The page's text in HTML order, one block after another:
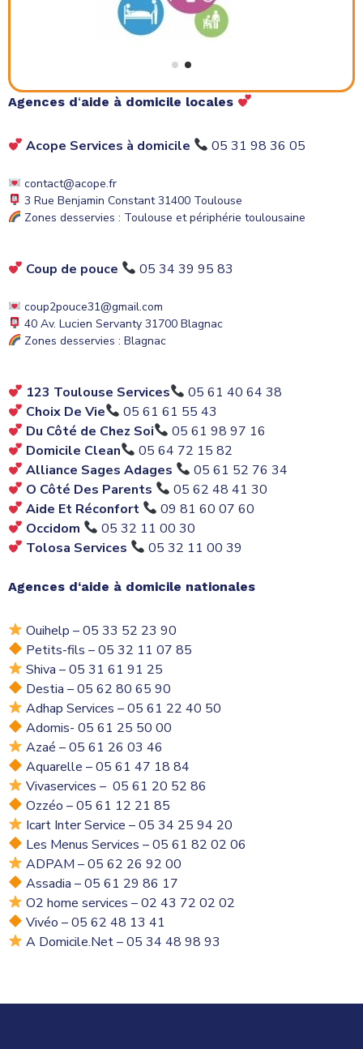
Agences d‘aide à domicile locales
Acope Services à domicile 05 31 98 36 05
contact@acope.fr
3 Rue Benjamin Constant 31400 Toulouse
Zones desservies : Toulouse et périphérie toulousaine
Coup de pouce 05 34 39 95 83
coup2pouce31@gmail.com
40 Av. Lucien Servanty 31700 Blagnac
Zones desservies : Blagnac
123 Toulouse Services
05 61 40 64 38
Choix De Vie
05 61 61 55 43
Du Côté de Chez Soi
05 61 98 97 16
Domicile Clean
05 64 72 15 82
Alliance Sages Adages
05 61 52 76 34
O Côté Des Parents
05 62 48 41 30
Aide Et Réconfort
09 81 60 07 60
Occidom
05 32 11 00 30
Tolosa Services
05 32 11 00 39
Agences d‘aide à domicile nationales
Ouihelp – 05 33 52 23 90
Petits-fils – 05 32 11 07 85
Shiva – 05 31 61 91 25
Destia – 05 62 80 65 90
Adhap Services – 05 61 22 40 50
Adomis- 05 61 25 50 00
Azaé –05 61 26 03 46
Aquarelle – 05 61 47 18 84
Vivaservices – 05 61 20 52 86
Ozzéo – 05 61 12 21 85
Icart Inter Service – 05 34 25 94 20
Les Menus Services – 05 61 82 02 06
ADPAM – 05 62 26 92 00
Assadia – 05 61 29 86 17
O2 home services – 02 43 72 02 02
Vivéo – 05 62 48 13 41
A Domicile.Net– 05 34 48 98 93